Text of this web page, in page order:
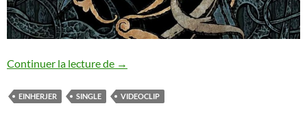
Continuer la lecture de Einherjer : nouveau single
→
EINHERJER SINGLE VIDEOCLIP